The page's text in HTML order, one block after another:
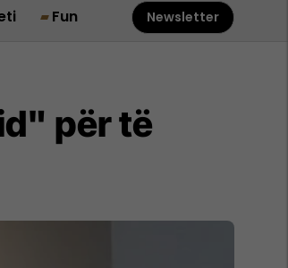
Fun Newsletter
për të